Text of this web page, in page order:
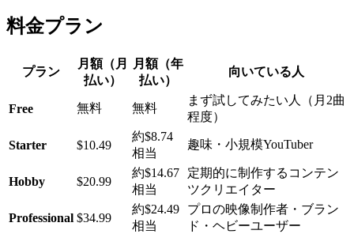
料金プラン
プラン
月額（月
払い）
月額（年
払い）
向いている人
Free 無料 無料
まず試してみたい人（月2曲
程度）
Starter $10.49
約$8.74
相当
趣味・小規模YouTuber
Hobby $20.99
約$14.67
相当
定期的に制作するコンテン
ツクリエイター
Professional $34.99
約$24.49
相当
プロの映像制作者・ブラン
ド・ヘビーユーザー